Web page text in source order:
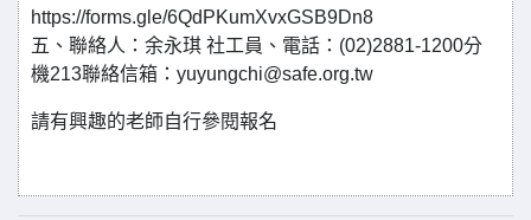
https://forms.gle/6QdPKumXvxGSB9Dn8
五、聯絡人：余永琪 社工員、電話：(02)2881-1200分
機213聯絡信箱：yuyungchi@safe.org.tw
請有興趣的老師自行參閱報名